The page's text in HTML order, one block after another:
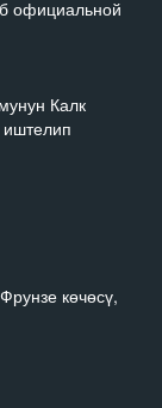
официальной
Калк
көчөсү,